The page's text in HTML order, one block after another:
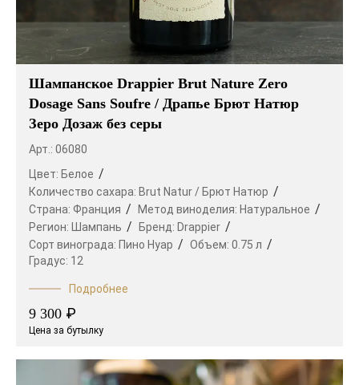
Шампанское Drappier Brut Nature Zero
Dosage Sans Soufre / Драпье Брют Натюр
Зеро Дозаж без серы
Арт.: 06080
Цвет: Белое
Количество сахара: Brut Natur / Брют Натюр
Страна: Франция Метод виноделия: Натуральное
Регион: Шампань Бренд: Drappier
Сорт винограда: Пино Нуар Объем: 0.75 л
Градус: 12
Подробнее
9 300 ₽
Цена за бутылку